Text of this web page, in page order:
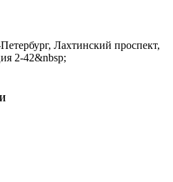
Лахтинский проспект,
2-42&nbsp;